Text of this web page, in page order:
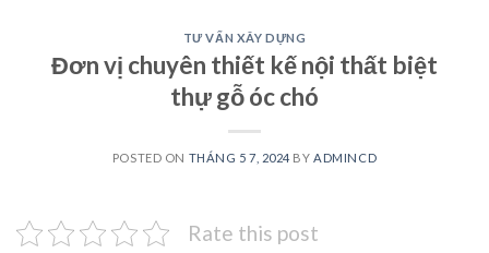
TƯ VẤN XÂY DỰNG
Đơn vị chuyên thiết kế nội thất biệt
thự gỗ óc chó
POSTED ON THÁNG 5 7, 2024 BYADMINCD
Rate this post